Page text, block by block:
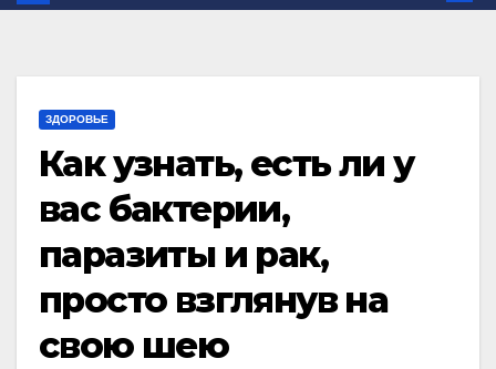
ЗДОРОВЬЕ
Как узнать, есть ли у
вас бактерии,
паразиты и рак,
просто взглянув на
свою шею